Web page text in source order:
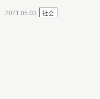
2021.05.03 社会